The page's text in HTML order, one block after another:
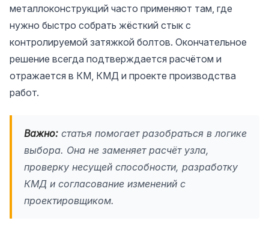
металлоконструкций часто применяют там, где
нужно быстро собрать жёсткий стык с
контролируемой затяжкой болтов. Окончательное
решение всегда подтверждается расчётом и
отражается в КМ, КМД и проекте производства
работ.
Важно: статья помогает разобраться в логике
выбора. Она не заменяет расчёт узла,
проверку несущей способности, разработку
КМД и согласование изменений с
проектировщиком.